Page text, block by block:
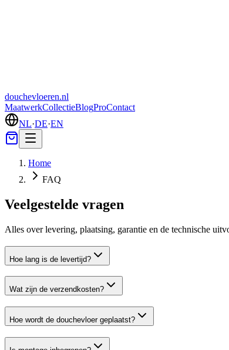
douchevloeren.nl
MaatwerkCollectieBlogProContact
NL·DE·EN
Home
FAQ
Veelgestelde vragen
Alles over levering, plaatsing, garantie en de technische
Hoe lang is de levertijd?
Wat zijn de verzendkosten?
Hoe wordt de douchevloer geplaatst?